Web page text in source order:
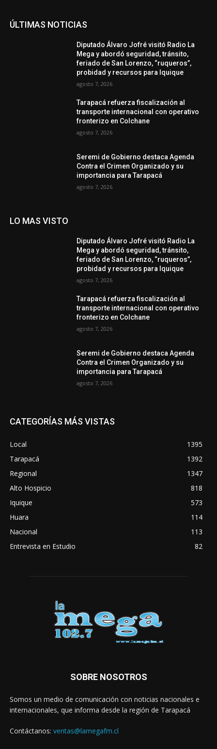
ÚLTIMAS NOTICIAS
Diputado Álvaro Jofré visitó Radio La
Mega y abordó seguridad, tránsito,
feriado de San Lorenzo, “ruqueros”,
probidad y recursos para Iquique
agosto 7, 2026
Tarapacá refuerza fiscalización al
transporte internacional con operativo
fronterizo en Colchane
agosto 7, 2026
Seremi de Gobierno destaca Agenda
Contra el Crimen Organizado y su
importancia para Tarapacá
agosto 7, 2026
LO MAS VISTO
Diputado Álvaro Jofré visitó Radio La
Mega y abordó seguridad, tránsito,
feriado de San Lorenzo, “ruqueros”,
probidad y recursos para Iquique
agosto 7, 2026
Tarapacá refuerza fiscalización al
transporte internacional con operativo
fronterizo en Colchane
agosto 7, 2026
Seremi de Gobierno destaca Agenda
Contra el Crimen Organizado y su
importancia para Tarapacá
agosto 7, 2026
CATEGORÍAS MÁS VISTAS
Local
1395
Tarapacá
1392
Regional
1347
Alto Hospicio
818
Iquique
573
Huara
114
Nacional
113
Entrevista en Estudio
82
SOBRE NOSOTROS
Somos un medio de comunicación con noticias nacionales e
internacionales, que informa desde la región de Tarapacá
Contáctanos: ventas@lamegafm.cl